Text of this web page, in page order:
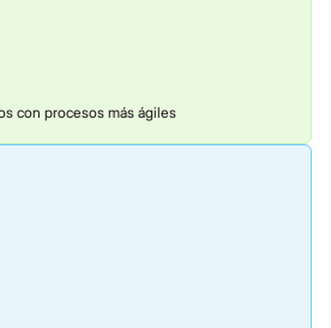
con procesos más ágiles